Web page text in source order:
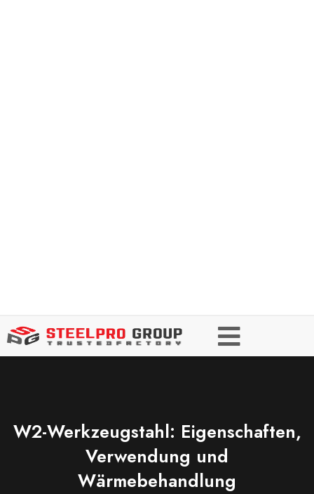
W2-Werkzeugstahl: Eigenschaften,
Verwendung und
Wärmebehandlung